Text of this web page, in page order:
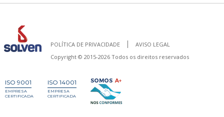
POLÍTICA DE PRIVACIDADE
AVISO LEGAL
Copyright © 2015-2026 Todos os direitos reservados
ISO 9001
EMPRESA
CERTIFICADA
ISO 14001
EMPRESA
CERTIFICADA